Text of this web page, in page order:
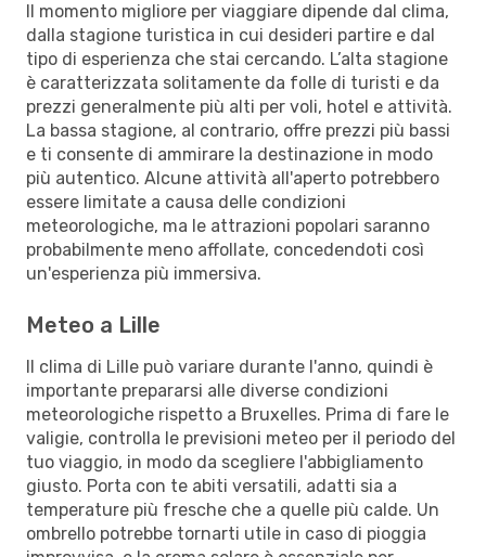
Il momento migliore per viaggiare dipende dal clima,
dalla stagione turistica in cui desideri partire e dal
tipo di esperienza che stai cercando. L’alta stagione
è caratterizzata solitamente da folle di turisti e da
prezzi generalmente più alti per voli, hotel e attività.
La bassa stagione, al contrario, offre prezzi più bassi
e ti consente di ammirare la destinazione in modo
più autentico. Alcune attività all'aperto potrebbero
essere limitate a causa delle condizioni
meteorologiche, ma le attrazioni popolari saranno
probabilmente meno affollate, concedendoti così
un'esperienza più immersiva.
Meteo a Lille
Il clima di Lille può variare durante l'anno, quindi è
importante prepararsi alle diverse condizioni
meteorologiche rispetto a Bruxelles. Prima di fare le
valigie, controlla le previsioni meteo per il periodo del
tuo viaggio, in modo da scegliere l'abbigliamento
giusto. Porta con te abiti versatili, adatti sia a
temperature più fresche che a quelle più calde. Un
ombrello potrebbe tornarti utile in caso di pioggia